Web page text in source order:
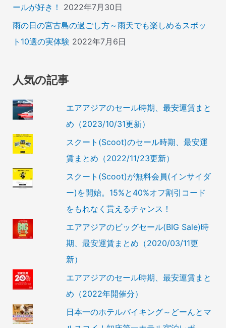
ールが好き！
2022年7月30日
雨の日の宮古島の過ごし方～雨天でも楽しめるスポッ
ト10選の実体験 2022年7月6日
人気の記事
エアアジアのセール時期、最安運賃まと
め（2023/10/31更新）
スクート(Scoot)のセール時期、最安運
賃まとめ（2022/11/23更新）
スクート(Scoot)が無料会員(インサイダ
ー)を開始。15%と40%オフ割引コード
をもれなく貰えるチャンス！
エアアジアのビッグセール(BIG Sale)時
期、最安運賃まとめ（2020/03/11更
新）
エアアジアのセール時期、最安運賃まと
め（2022年開催分）
日本一のホテルバイキング～どーんとマ